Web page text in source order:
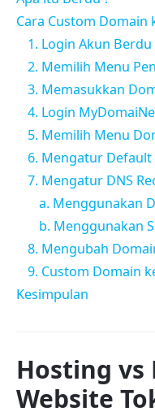
Cara Custom Domain
1. Login Akun Berdu
2. Memilih Menu
3. Memasukkan
4. Login
5. Memilih Menu
6. Mengatur
7. Mengatur DNS
a. Menggunakan
b. Menggunakan
8. Mengubah
9. Custom Domain
Kesimpulan
Hosting
Website